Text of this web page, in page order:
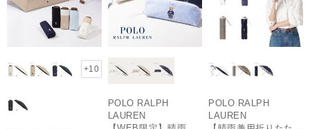
+10
POLO RALPH
LAUREN
POLO RALPH
LAUREN